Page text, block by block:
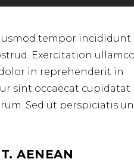
tempor incididunt
Exercitation
in reprehenderit in
sint occaecat cupidatat
Sed ut perspiciatis
AENEAN